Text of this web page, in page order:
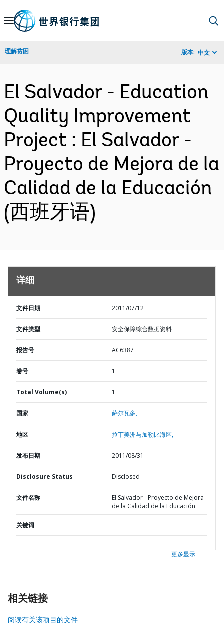
Skip
Navigation
理解贫困 版本: 中文
El Salvador - Education
Quality Improvement
Project : El Salvador -
Proyecto de Mejora de la
Calidad de la Educación
(西班牙语)
详细
文件日期 2011/07/12
文件类型 安全保障综合数据资料
报告号 AC6387
卷号 1
Total Volume(s) 1
国家 萨尔瓦多,
地区 拉丁美洲与加勒比海区,
发布日期 2011/08/31
Disclosure Status Disclosed
文件名称
El Salvador - Proyecto de Mejora
de la Calidad de la Educación
关键词
更多显示
相关链接
阅读有关该项目的文件